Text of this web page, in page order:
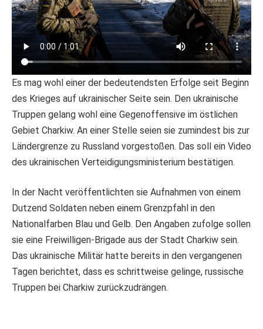
Es mag wohl einer der bedeutendsten Erfolge seit Beginn
des Krieges auf ukrainischer Seite sein. Den ukrainische
Truppen gelang wohl eine Gegenoffensive im östlichen
Gebiet Charkiw. An einer Stelle seien sie zumindest bis zur
Ländergrenze zu Russland vorgestoßen. Das soll ein Video
des ukrainischen Verteidigungsministerium bestätigen.
In der Nacht veröffentlichten sie Aufnahmen von einem
Dutzend Soldaten neben einem Grenzpfahl in den
Nationalfarben Blau und Gelb. Den Angaben zufolge sollen
sie eine Freiwilligen-Brigade aus der Stadt Charkiw sein.
Das ukrainische Militär hatte bereits in den vergangenen
Tagen berichtet, dass es schrittweise gelinge, russische
Truppen bei Charkiw zurückzudrängen.